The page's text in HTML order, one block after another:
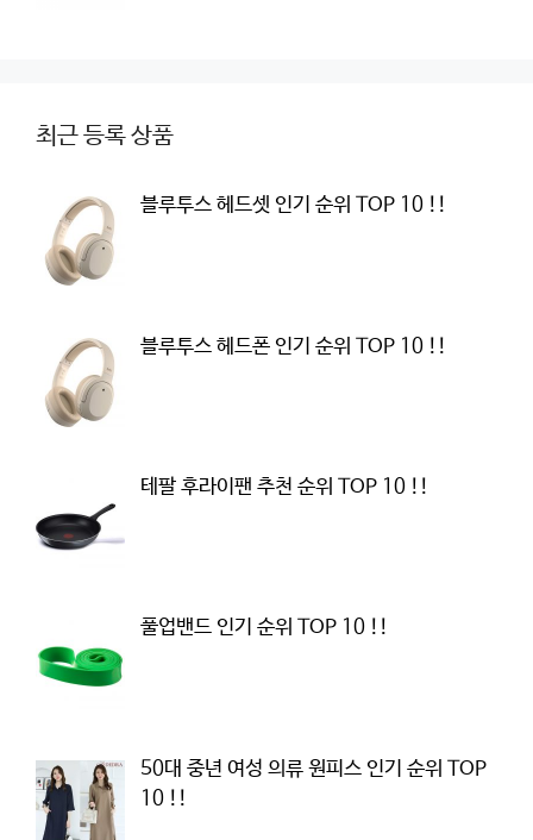
최근 등록 상품
블루투스 헤드셋 인기 순위 TOP 10 !!
블루투스 헤드폰 인기 순위 TOP 10 !!
테팔 후라이팬 추천 순위 TOP 10 !!
풀업밴드 인기 순위 TOP 10 !!
50대 중년 여성 의류 원피스 인기 순위 TOP
10 !!